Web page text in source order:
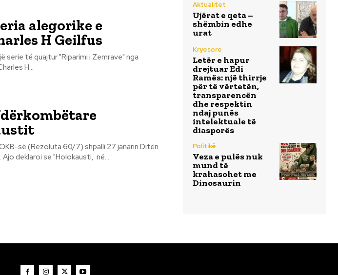
alegorike e
H Geilfus
H...
së (Rezoluta 60/7) shpalli 27 janarin Ditën
deklaroi se "Holokausti, në...
Aktualitet
Ujërat e qeta –
shëmbin edhe
urat
Kryesore
Letër e hapur
drejtuar Edi
Ramës: një thirrje
për të vërtetën,
transparencën
dhe respektin
ndaj punës
intelektuale të
diasporës
Politikë
Veza e pulës nuk
mund të
krahasohet me
Dinosaurin